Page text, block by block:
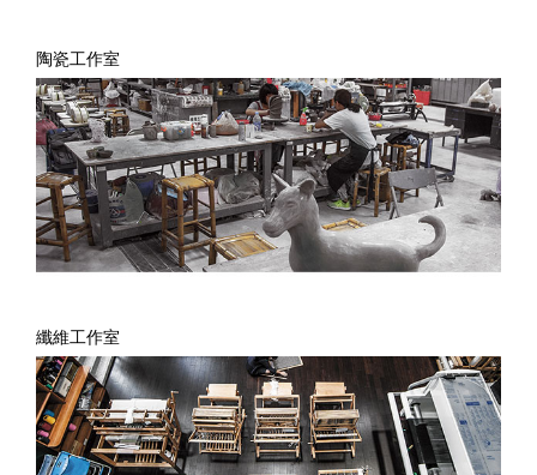
陶瓷工作室
纖維工作室